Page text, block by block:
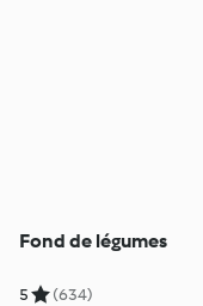
Fond de légumes
5 (634)